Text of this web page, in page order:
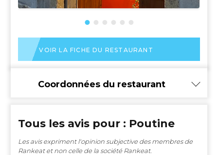
VOIR LA FICHE DU RESTAURANT
Coordonnées du restaurant
Tous les avis pour : Poutine
Les avis expriment l'opinion subjective des membres de
Rankeat et non celle de la société Rankeat.